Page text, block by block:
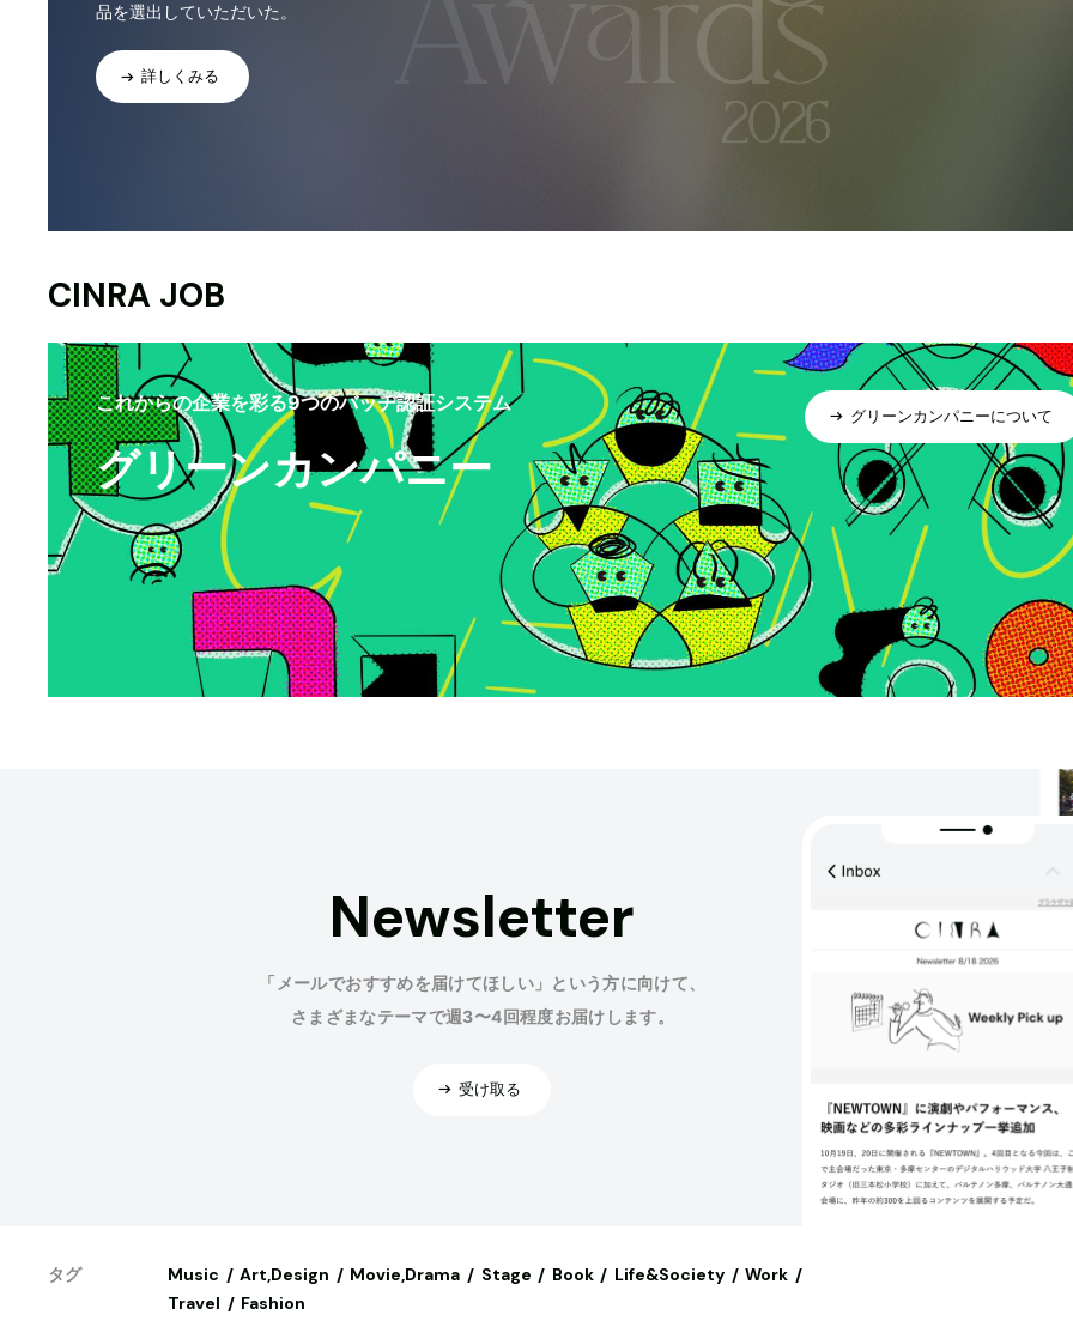
品を選出していただいた。
詳しくみる
CINRA JOB
これからの企業を彩る9つのバッヂ認証システム
グリーンカンパニー
グリーンカンパニーについて
Newsletter
「メールでおすすめを届けてほしい」という方に向けて、
さまざまなテーマで週3〜4回程度お届けします。
受け取る
タグ Music Art,Design Movie,Drama Stage Book Life&Society
Work
Travel
Fashion